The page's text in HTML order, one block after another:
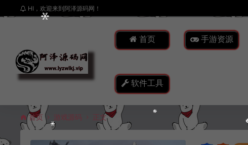
HI，欢迎来到阿泽源码网！
首页 手游资源
软件工具
首页 游戏源码 正文